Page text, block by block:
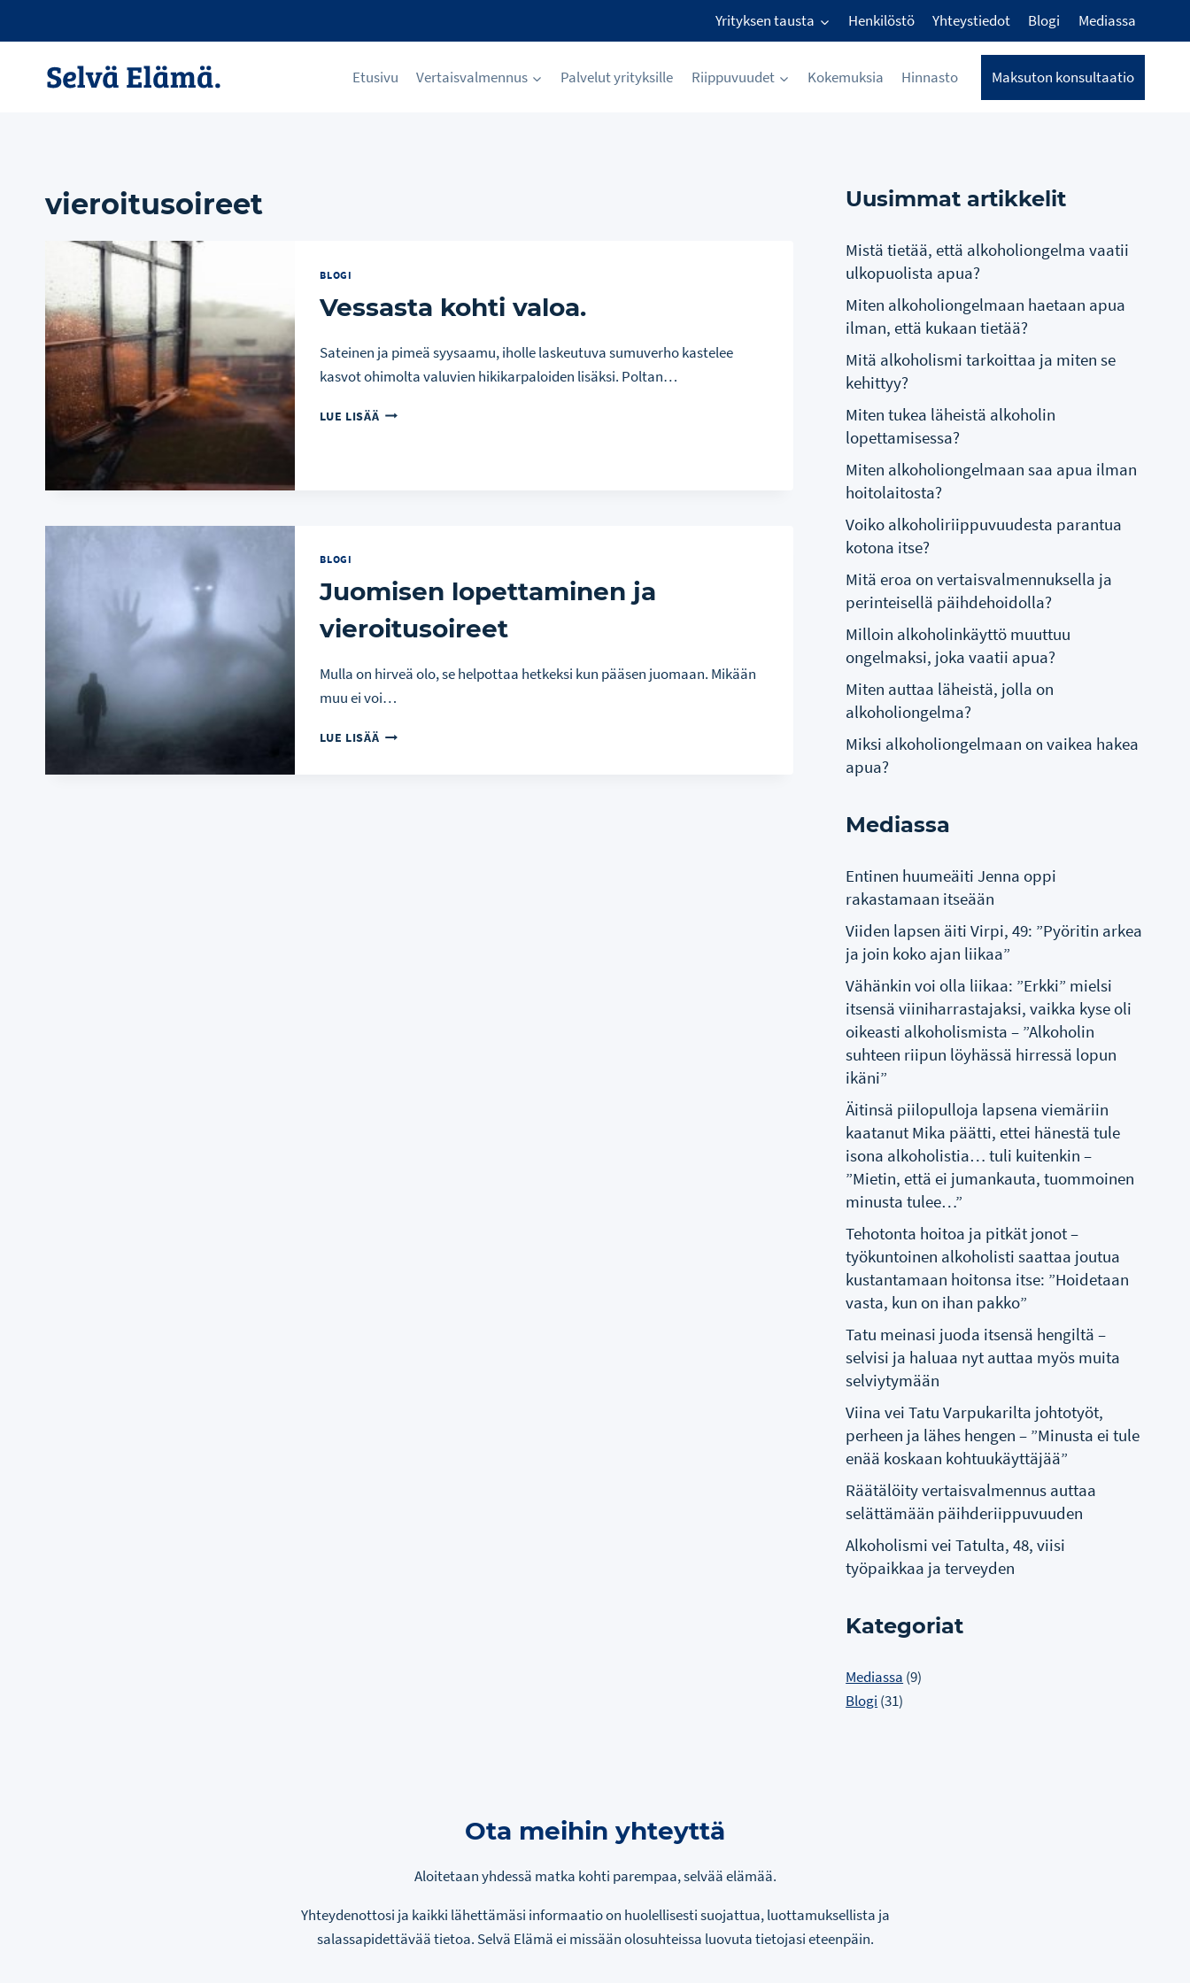
Yrityksen tausta Henkilöstö Yhteystiedot Blogi Mediassa
Etusivu Vertaisvalmennus Palvelut yrityksille Riippuvuudet Kokemuksia Hinnasto Maksuton konsultaatio
vieroitusoireet
BLOGI
Vessasta kohti valoa.
Sateinen ja pimeä syysaamu, iholle laskeutuva sumuverho kastelee
kasvot ohimolta valuvien hikikarpaloiden lisäksi. Poltan…
LUE LISÄÄ VESSASTA
BLOGI
Juomisen lopettaminen ja
vieroitusoireet
Mulla on hirveä olo, se helpottaa hetkeksi kun pääsen juomaan. Mikään
muu ei voi…
LUE LISÄÄ JUOMISEN
Uusimmat artikkelit
Mistä tietää, että alkoholiongelma vaatii
ulkopuolista apua?
Miten alkoholiongelmaan haetaan apua
ilman, että kukaan tietää?
Mitä alkoholismi tarkoittaa ja miten se
kehittyy?
Miten tukea läheistä alkoholin
lopettamisessa?
Miten alkoholiongelmaan saa apua ilman
hoitolaitosta?
Voiko alkoholiriippuvuudesta parantua
kotona itse?
Mitä eroa on vertaisvalmennuksella ja
perinteisellä päihdehoidolla?
Milloin alkoholinkäyttö muuttuu
ongelmaksi, joka vaatii apua?
Miten auttaa läheistä, jolla on
alkoholiongelma?
Miksi alkoholiongelmaan on vaikea hakea
apua?
Mediassa
Entinen huumeäiti Jenna oppi
rakastamaan itseään
Viiden lapsen äiti Virpi, 49: ”Pyöritin arkea
ja join koko ajan liikaa”
Vähänkin voi olla liikaa: ”Erkki” mielsi
itsensä viiniharrastajaksi, vaikka kyse oli
oikeasti alkoholismista – ”Alkoholin
suhteen riipun löyhässä hirressä lopun
ikäni”
Äitinsä piilopulloja lapsena viemäriin
kaatanut Mika päätti, ettei hänestä tule
isona alkoholistia… tuli kuitenkin –
”Mietin, että ei jumankauta, tuommoinen
minusta tulee…”
Tehotonta hoitoa ja pitkät jonot –
työkuntoinen alkoholisti saattaa joutua
kustantamaan hoitonsa itse: ”Hoidetaan
vasta, kun on ihan pakko”
Tatu meinasi juoda itsensä hengiltä –
selvisi ja haluaa nyt auttaa myös muita
selviytymään
Viina vei Tatu Varpukarilta johtotyöt,
perheen ja lähes hengen – ”Minusta ei tule
enää koskaan kohtuukäyttäjää”
Räätälöity vertaisvalmennus auttaa
selättämään päihderiippuvuuden
Alkoholismi vei Tatulta, 48, viisi
työpaikkaa ja terveyden
Kategoriat
Mediassa (9)
Blogi (31)
Ota meihin yhteyttä
Aloitetaan yhdessä matka kohti parempaa, selvää elämää.
Yhteydenottosi ja kaikki lähettämäsi informaatio on huolellisesti suojattua, luottamuksellista ja
salassapidettävää tietoa. Selvä Elämä ei missään olosuhteissa luovuta tietojasi eteenpäin.